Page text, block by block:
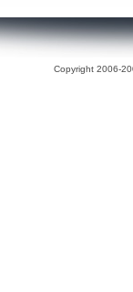
Copyright 2006-